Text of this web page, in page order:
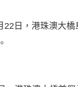
日，港珠澳大橋